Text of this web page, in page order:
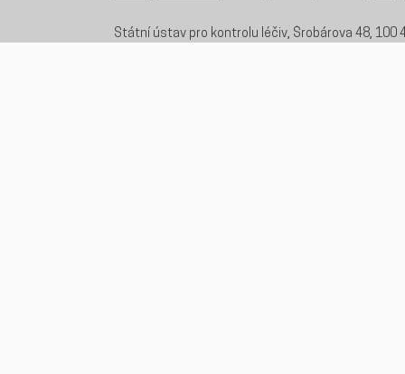
Státní ústav pro kontrolu léčiv, Šrobárova 48, 100